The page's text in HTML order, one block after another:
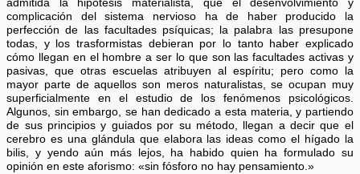
admitida la hipótesis materialista, que el desenvolvimiento y
complicación del sistema nervioso ha de haber producido la
perfección de las facultades psíquicas; la palabra las presupone
todas, y los trasformistas debieran por lo tanto haber explicado
cómo llegan en el hombre a ser lo que son las facultades activas y
pasivas, que otras escuelas atribuyen al espíritu; pero como la
mayor parte de aquellos son meros naturalistas, se ocupan muy
superficialmente en el estudio de los fenómenos psicológicos.
Algunos, sin embargo, se han dedicado a esta materia, y partiendo
de sus principios y guiados por su método, llegan a decir que el
cerebro es una glándula que elabora las ideas como el hígado la
bilis, y yendo aún más lejos, ha habido quien ha formulado su
opinión en este aforismo: «sin fósforo no hay pensamiento.»